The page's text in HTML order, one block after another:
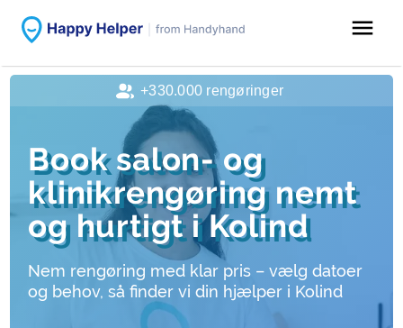
menu
Book salon- og
klinikrengøring nemt
og hurtigt i Kolind
Nem rengøring med klar pris – vælg datoer
og behov, så finder vi din hjælper i Kolind
+330.000 rengøringer